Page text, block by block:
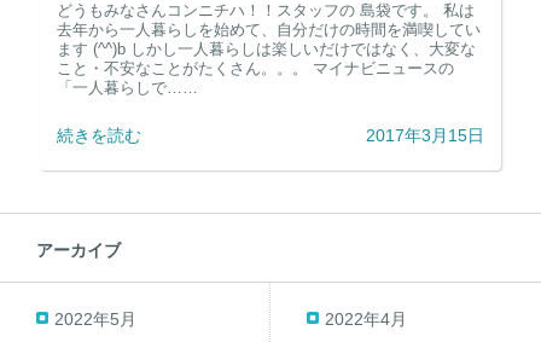
どうもみなさんコンニチハ！！スタッフの 島袋です。 私は
去年から一人暮らしを始めて、自分だけの時間を満喫してい
ます (^^)b しかし一人暮らしは楽しいだけではなく、大変な
こと・不安なことがたくさん。。。 マイナビニュースの
「一人暮らしで……
続きを読む 2017年3月15日
アーカイブ
2022年5月 2022年4月